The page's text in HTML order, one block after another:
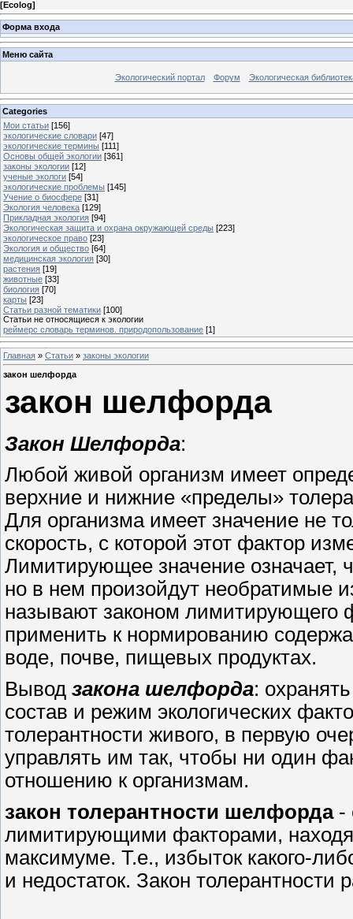
[Ecolog]
Форма входа
Меню сайта
Экологический портал Форум Экологическая
Categories
Мои статьи [156]
экологические словари [47]
экологические термины [111]
Основы общей экологии [361]
законы экологии [12]
ученые экологи [54]
экологические проблемы [145]
Учение о биосфере [31]
Экология человека [129]
Прикладная экология [94]
Экологическая защита и охрана окружающей среды [223]
экологическое право [23]
Экология и общество [64]
медицинская экология [30]
растения [19]
животные [33]
биология [70]
карты [23]
Статьи разной тематики [100]
Статьи не относящиеся к экологии
реймерс словарь терминов. природопользование [1]
Главная » Статьи » законы экологии
закон шелфорда
закон шелфорда
Закон Шелфорда:
Любой живой организм имеет
верхние и нижние «пределы»
Для организма имеет значение не
скорость, с которой этот фактор
Лимитирующее значение означает,
но в нем произойдут необратимые
называют законом
применить к нормированию
воде, почве, пищевых продуктах.
Вывод закона шелфорда:
состав и режим экологических
толерантности живого, в первую
управлять им так, чтобы ни один
отношению к организмам.
закон толерантности шелфорда-
лимитирующими факторами,
максимуме. Т.е., избыток какого-
и недостаток. Закон